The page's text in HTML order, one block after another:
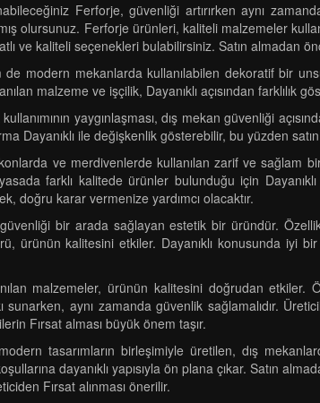
Ferforje, güvenliği artırırken aynı
olursunuz. Ferforje ürünleri, kaliteli malzemeler
ve kaliteli seçenekleri bulabilirsiniz. Satın almadan
modern mekanlarda kullanılabilen dekoratif bir
malzeme ve işçilik, Dayanıklı açısından farklılık
yaygınlaşması, dış mekan güvenliği
Dayanıklı ile değişkenlik gösterebilir, bu yüzden
ve merdivenlerde kullanılan zarif ve sağlam
farklı kalitede ürünler bulunduğu için
doğru karar vermenize yardımcı olacaktır.
bir arada sağlayan estetik bir üründür.
ürünün kalitesini etkiler. Dayanıklı konusunda iyi
malzemeler, ürünün kalitesini doğrudan etkiler.
sunarken, aynı zamanda güvenlik sağlamalıdır.
Fırsat alması büyük önem taşır.
tasarımların birleşimiyle üretilen, dış
dayanıklı yapısıyla ön plana çıkar. Satın
Fırsat alınması önerilir.